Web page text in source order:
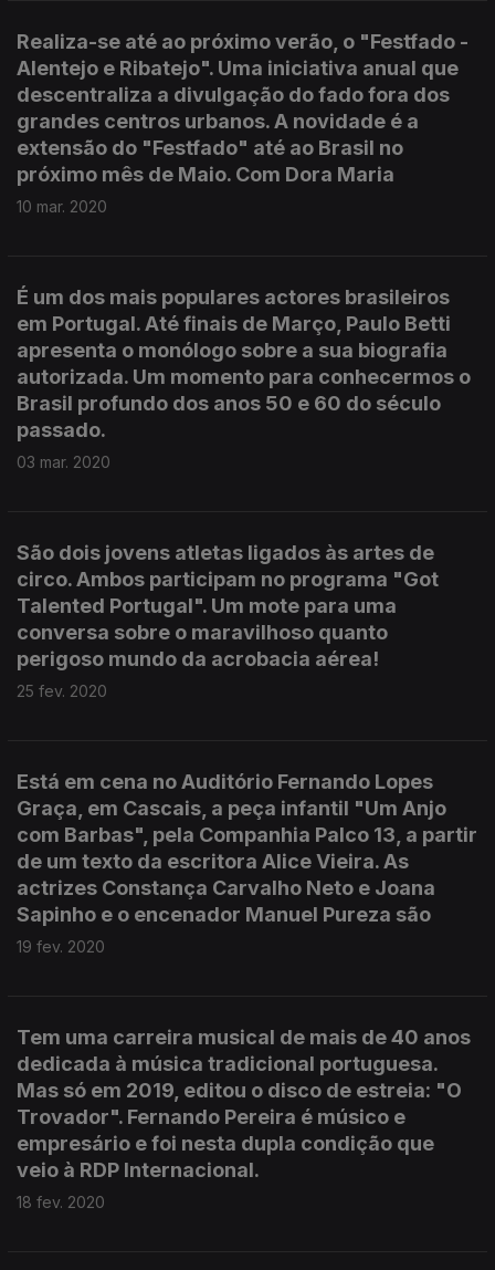
Realiza-se até ao próximo verão, o "Festfado -
Alentejo e Ribatejo". Uma iniciativa anual que
descentraliza a divulgação do fado fora dos
grandes centros urbanos. A novidade é a
extensão do "Festfado" até ao Brasil no
próximo mês de Maio. Com Dora Maria
10 mar. 2020
É um dos mais populares actores brasileiros
em Portugal. Até finais de Março, Paulo Betti
apresenta o monólogo sobre a sua biografia
autorizada. Um momento para conhecermos o
Brasil profundo dos anos 50 e 60 do século
passado.
03 mar. 2020
São dois jovens atletas ligados às artes de
circo. Ambos participam no programa "Got
Talented Portugal". Um mote para uma
conversa sobre o maravilhoso quanto
perigoso mundo da acrobacia aérea!
25 fev. 2020
Está em cena no Auditório Fernando Lopes
Graça, em Cascais, a peça infantil "Um Anjo
com Barbas", pela Companhia Palco 13, a partir
de um texto da escritora Alice Vieira. As
actrizes Constança Carvalho Neto e Joana
Sapinho e o encenador Manuel Pureza são
19 fev. 2020
Tem uma carreira musical de mais de 40 anos
dedicada à música tradicional portuguesa.
Mas só em 2019, editou o disco de estreia: "O
Trovador". Fernando Pereira é músico e
empresário e foi nesta dupla condição que
veio à RDP Internacional.
18 fev. 2020